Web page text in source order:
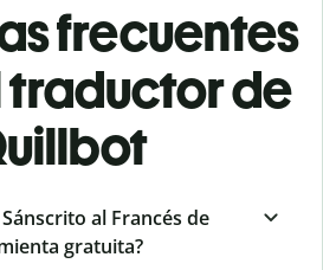
frecuentes
traductor de
al Francés de
gratuita?